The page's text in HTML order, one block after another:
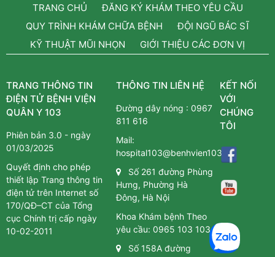
TRANG CHỦ
ĐĂNG KÝ KHÁM THEO YÊU CẦU
QUY TRÌNH KHÁM CHỮA BỆNH
ĐỘI NGŨ BÁC SĨ
KỸ THUẬT MŨI NHỌN
GIỚI THIỆU CÁC ĐƠN VỊ
TRANG THÔNG TIN
ĐIỆN TỬ BỆNH VIỆN
QUÂN Y 103
Phiên bản 3.0 - ngày
01/03/2025
Quyết định cho phép
thiết lập Trang thông tin
điện tử trên Internet số
170/QĐ–CT của Tổng
cục Chính trị cấp ngày
10-02-2011
THÔNG TIN LIÊN HỆ
Đường dây nóng :0967
811 616
Mail:
hospital103@benhvien103.vn
Số 261 đường Phùng
Hưng, Phường Hà
Đông, Hà Nội
Khoa Khám bệnh Theo
yêu cầu:0965 103 103
Số 158A đường
KẾT NỐI
VỚI
CHÚNG
TÔI